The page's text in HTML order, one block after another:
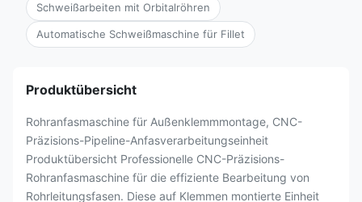
Schweißarbeiten mit Orbitalröhren
Automatische Schweißmaschine für Fillet
Produktübersicht
Rohranfasmaschine für Außenklemmmontage, CNC-
Präzisions-Pipeline-Anfasverarbeitungseinheit
Produktübersicht Professionelle CNC-Präzisions-
Rohranfasmaschine für die effiziente Bearbeitung von
Rohrleitungsfasen. Diese auf Klemmen montierte Einheit